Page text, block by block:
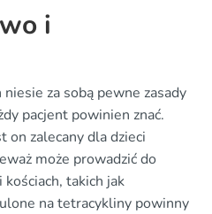
i
za sobą pewne zasady
pacjent powinien znać.
on zalecany dla dzieci
może prowadzić do
kościach, takich jak
na tetracykliny powinny